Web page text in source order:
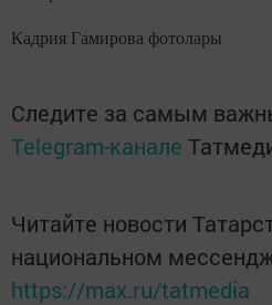
Кадрия Гамирова фотолары
Следите за самым
Telegram-канале
Читайте новости
национальном
https://max.ru/tatmedia